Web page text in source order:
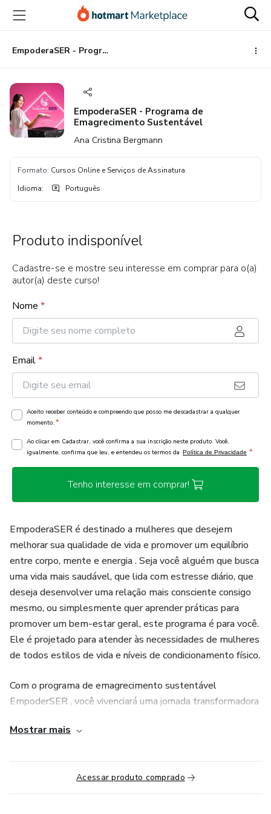
para
conteúdo
principal
para
pagamento
para
rodapé
EmpoderaSER - Programa de Emagrecimento Sustentável
EmpoderaSER - Programa de
Emagrecimento Sustentável
Ana Cristina Bergmann
Formato: Cursos Online e Serviços de Assinatura
Idioma: Português
Produto indisponível
Cadastre-se e mostre seu interesse em comprar para o(a)
autor(a) deste curso!
Nome *
Email*
Aceito receber conteúdo e compreendo que posso me descadastrar a qualquer
momento. *
Ao clicar em Cadastrar, você confirma a sua inscrição neste produto. Você,
igualmente, confirma que leu, e entendeu os termos da Política de Privacidade *
Tenho interesse em comprar!
EmpoderaSER é destinado a mulheres que desejem
melhorar sua qualidade de vida e promover um equilíbrio
entre corpo, mente e energia . Seja você alguém que busca
uma vida mais saudável, que lida com estresse diário, que
deseja desenvolver uma relação mais consciente consigo
mesmo, ou simplesmente quer aprender práticas para
promover um bem-estar geral, este programa é para você.
Ele é projetado para atender às necessidades de mulheres
de todos estilos de vida e níveis de condicionamento físico.
Com o programa de emagrecimento sustentável
EmpoderSER , você vivenciará uma jornada transformadora
programa inovador foi projetado para capacitar você a fazer
física, mas também o bem-estar mental, emocional e
Mostrar mais
Acessar produto comprado